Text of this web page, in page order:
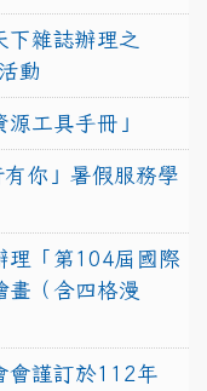
下雜誌辦理之
動
工具手冊」
你」暑假服務學
理「第104屆國際
畫（含四格漫
會謹訂於112年